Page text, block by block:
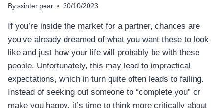
By ssinter.pear 30/10/2023
If you’re inside the market for a partner, chances are
you’ve already dreamed of what you want these to look
like and just how your life will probably be with these
people. Unfortunately, this may lead to impractical
expectations, which in turn quite often leads to failing.
Instead of seeking out someone to “complete you” or
make you happy, it’s time to think more critically about